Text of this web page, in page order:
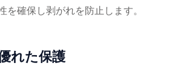
を確保し剥がれを防止します。
れた保護